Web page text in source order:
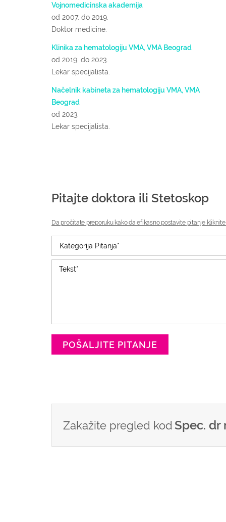
Vojnomedicinska akademija
od 2007. do 2019.
Doktor medicine.
Klinika za hematologiju VMA, VMA Beograd
od 2019. do 2023.
Lekar specijalista.
Načelnik kabineta za hematologiju VMA, VMA
Beograd
od 2023.
Lekar specijalista.
Pitajte doktora ili Stetoskop
Da pročitate preporuku kako da efikasno postavite pitanje kliknite
POŠALJITE PITANJE
Zakažite pregled kodSpec. dr